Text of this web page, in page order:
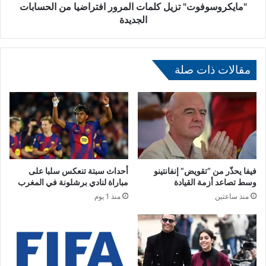
ل
د
ي
د
ب
ق
ل
ا
ك
ا
ب
ا
ل
ي
ل
م
ت
ا
م
و
ر
ا
ف
"مايكروسوفوت" تزيل كلمات المرور افتراضيا من الحسابات
الجديدة
مقالات ذات صلة
فيفا يحذّر من “تقويض” إنفانتينو
وسط تصاعد أزمة القيادة
منذ ساعتين
أحداث سبتة تنعكس سلبا على
مباراة لنادي برشلونة في المغرب
منذ 1 يوم